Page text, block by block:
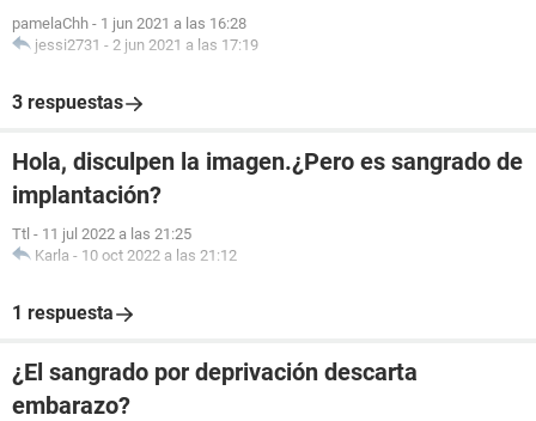
pamelaChh - 1 jun 2021 a las 16:28
jessi2731 - 2 jun 2021 a las 17:19
3 respuestas
Hola, disculpen la imagen.¿Pero es sangrado de
implantación?
Ttl - 11 jul 2022 a las 21:25
Karla - 10 oct 2022 a las 21:12
1 respuesta
¿El sangrado por deprivación descarta
embarazo?